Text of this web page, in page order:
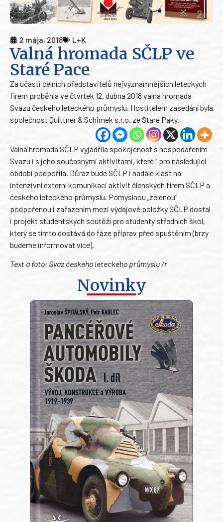
2 mája, 2018 L+K
Valná hromada SČLP ve
Staré Pace
Za účasti čelních představitelů nejvýznamnějších leteckých
firem proběhla ve čtvrtek 12. dubna 2018 valná hromada
Svazu českého leteckého průmyslu. Hostitelem zasedání byla
společnost Quittner & Schimek s.r.o. ze Staré Paky.
Valná hromada SČLP vyjádřila spokojenost s hospodařením
Svazu i s jeho současnými aktivitami, které i pro následující
období podpořila. Důraz bude SČLP i nadále klást na
intenzivní externí komunikaci aktivit členských firem SČLP a
českého leteckého průmyslu. Pomyslnou „zelenou“
podpořenou i zařazením mezi výdajové položky SČLP dostal
i projekt studentských soutěží pro studenty středních škol,
který se tímto dostává do fáze příprav před spuštěním (brzy
budeme informovat více).
Text a foto: Svaz českého leteckého průmyslu /r
Novinky